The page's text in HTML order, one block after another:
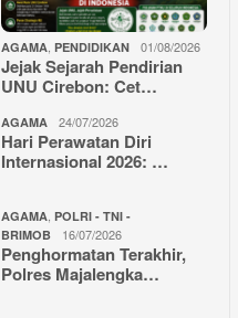
AGAMA PENDIDIKAN 01/08/2026
Jejak Sejarah Pendirian
UNU Cirebon: Cet…
AGAMA 24/07/2026
Hari Perawatan Diri
Internasional 2026: …
AGAMA POLRI - TNI -
BRIMOB
16/07/2026
Penghormatan Terakhir,
Polres Majalengka…